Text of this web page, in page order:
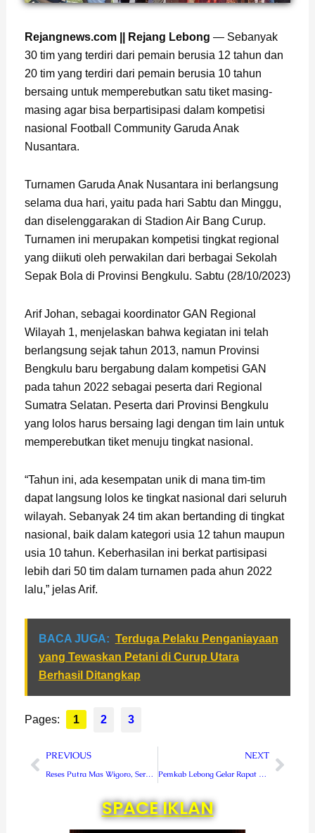
Rejangnews.com || Rejang Lebong — Sebanyak
30 tim yang terdiri dari pemain berusia 12 tahun dan
20 tim yang terdiri dari pemain berusia 10 tahun
bersaing untuk memperebutkan satu tiket masing-
masing agar bisa berpartisipasi dalam kompetisi
nasional Football Community Garuda Anak
Nusantara.
Turnamen Garuda Anak Nusantara ini berlangsung
selama dua hari, yaitu pada hari Sabtu dan Minggu,
dan diselenggarakan di Stadion Air Bang Curup.
Turnamen ini merupakan kompetisi tingkat regional
yang diikuti oleh perwakilan dari berbagai Sekolah
Sepak Bola di Provinsi Bengkulu. Sabtu (28/10/2023)
Arif Johan, sebagai koordinator GAN Regional
Wilayah 1, menjelaskan bahwa kegiatan ini telah
berlangsung sejak tahun 2013, namun Provinsi
Bengkulu baru bergabung dalam kompetisi GAN
pada tahun 2022 sebagai peserta dari Regional
Sumatra Selatan. Peserta dari Provinsi Bengkulu
yang lolos harus bersaing lagi dengan tim lain untuk
memperebutkan tiket menuju tingkat nasional.
“Tahun ini, ada kesempatan unik di mana tim-tim
dapat langsung lolos ke tingkat nasional dari seluruh
wilayah. Sebanyak 24 tim akan bertanding di tingkat
nasional, baik dalam kategori usia 12 tahun maupun
usia 10 tahun. Keberhasilan ini berkat partisipasi
lebih dari 50 tim dalam turnamen pada ahun 2022
lalu,” jelas Arif.
BACA JUGA: Terduga Pelaku Penganiayaan
yang Tewaskan Petani di Curup Utara
Berhasil Ditangkap
Pages:
Page
1
, Page
2
, Page
3
Prev
PREVIOUS
Reses Putra Mas Wigoro, Serap Aspirasi Warga Dapil IV
NEXTNext
SPACE IKLAN